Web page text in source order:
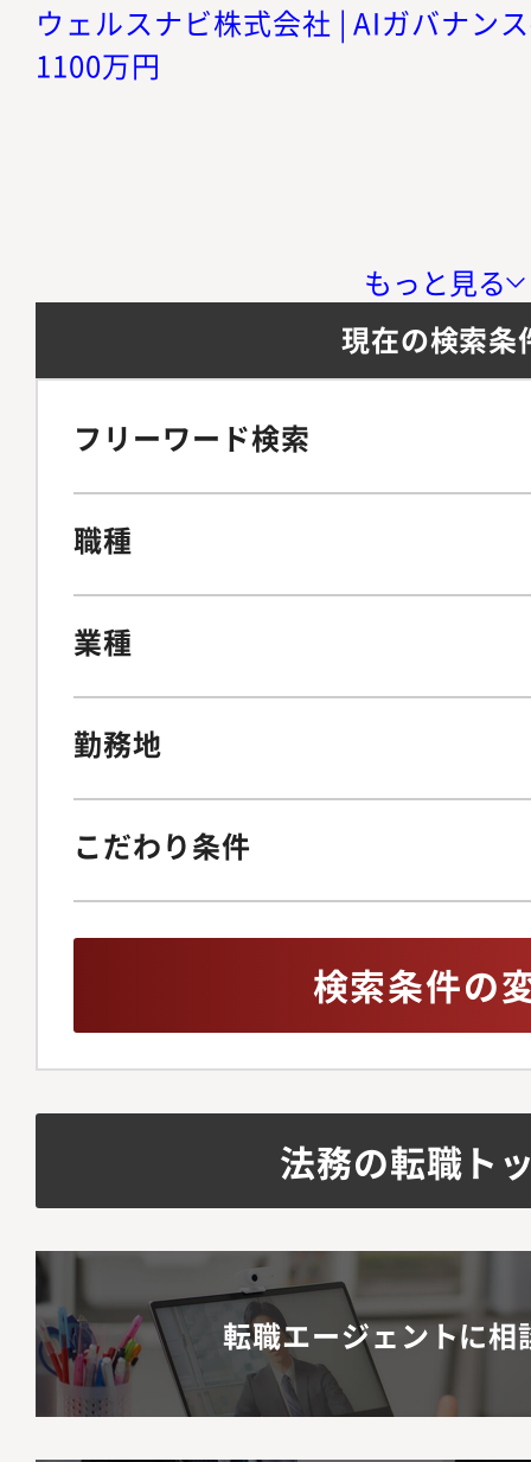
ウェルスナビ株式会社 | AIガバナン
1100万円
もっと見る
現在の検索条
フリーワード検索
職種
業種
勤務地
こだわり条件
検索条件の
法務の転職ト
転職エージェントに相